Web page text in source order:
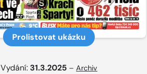
Prolistovat ukázku
Vydání: 31.3.2025 –Archiv